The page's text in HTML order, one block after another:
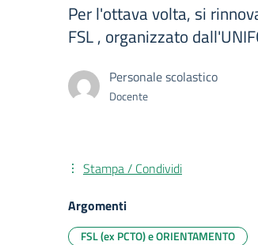
Per l'ottava volta, si
FSL , organizzato
Personale scolastico
Docente
Stampa / Condividi
Argomenti
FSL (ex PCTO) e ORIENTAMENTO